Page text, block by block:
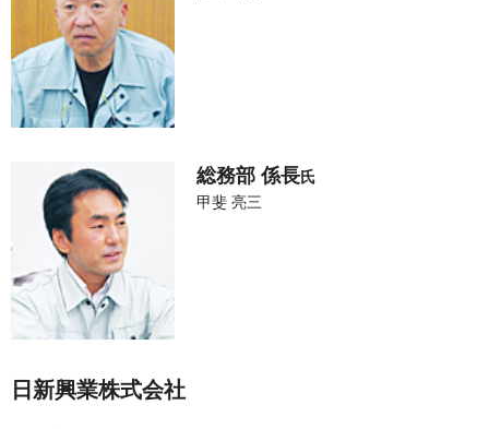
総務部 係長氏
甲斐 亮三
日新興業株式会社